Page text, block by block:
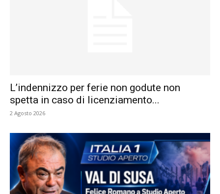
L’indennizzo per ferie non godute non
spetta in caso di licenziamento...
2 Agosto 2026